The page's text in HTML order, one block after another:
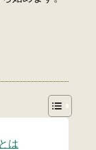
は